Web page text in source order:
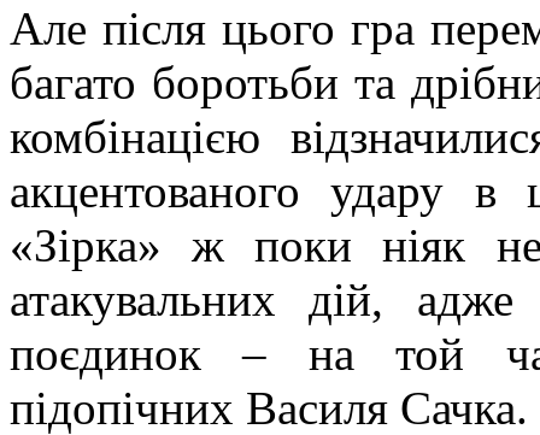
Але після цього гра
багато боротьби та
комбінацією
акцентованого удару в
«Зірка» ж поки ніяк
атакувальних дій,
поєдинок – на той
підопічних Василя Сачка.